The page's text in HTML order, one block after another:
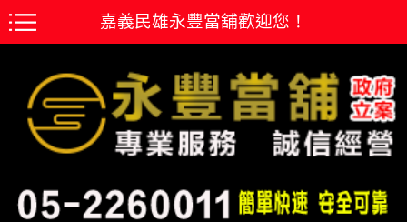
嘉義民雄永豐當舖歡迎您！